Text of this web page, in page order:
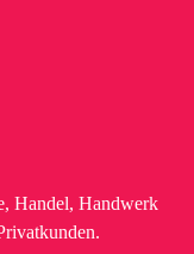
Handel, Handwerk